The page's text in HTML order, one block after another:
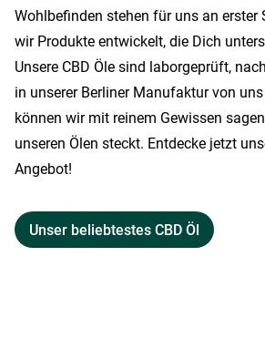
Wohlbefinden stehen für uns an erster
wir Produkte entwickelt, die Dich
Unsere CBD Öle sind laborgeprüft,
in unserer Berliner Manufaktur von
können wir mit reinem Gewissen
unseren Ölen steckt. Entdecke jetzt
Angebot!
Unser beliebtestes CBD Öl